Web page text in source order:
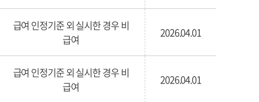
급여 인정기준 외 실시한 경우 비
급여
2026.04.01
급여 인정기준 외 실시한 경우 비
급여
2026.04.01